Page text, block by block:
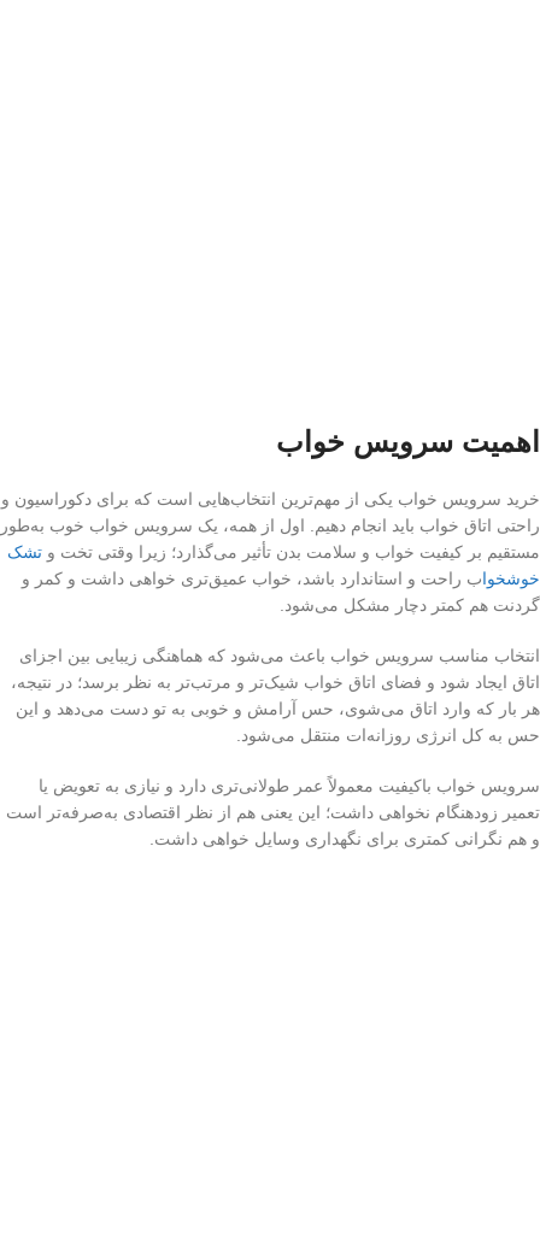
اهمیت سرویس خواب
خرید سرویس خواب یکی از مهم‌ترین انتخاب‌هایی است که برای دکوراسیون و
راحتی اتاق خواب باید انجام دهیم. اول از همه، یک سرویس خواب خوب به‌طور
مستقیم بر کیفیت خواب و سلامت بدن تأثیر می‌گذارد؛ زیرا وقتی تخت و تشک
خوشخواب راحت و استاندارد باشد، خواب عمیق‌تری خواهی داشت و کمر و
گردنت هم کمتر دچار مشکل می‌شود.
انتخاب مناسب سرویس خواب باعث می‌شود که هماهنگی زیبایی بین اجزای
اتاق ایجاد شود و فضای اتاق خواب شیک‌تر و مرتب‌تر به نظر برسد؛ در نتیجه،
هر بار که وارد اتاق می‌شوی، حس آرامش و خوبی به تو دست می‌دهد و این
حس به کل انرژی روزانه‌ات منتقل می‌شود.
سرویس خواب باکیفیت معمولاً عمر طولانی‌تری دارد و نیازی به تعویض یا
تعمیر زودهنگام نخواهی داشت؛ این یعنی هم از نظر اقتصادی به‌صرفه‌تر است
و هم نگرانی کمتری برای نگهداری وسایل خواهی داشت.